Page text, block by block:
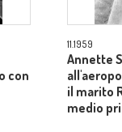
con
11.1959
Annette
il marito
medio